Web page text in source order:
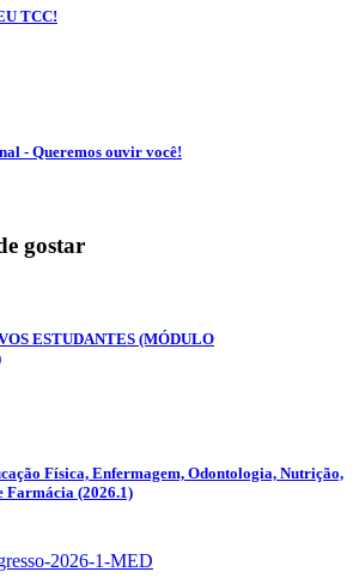
TCC!
- Queremos ouvir você!
gostar
ESTUDANTES (MÓDULO
Física, Enfermagem, Odontologia, Nutrição,
Farmácia (2026.1)